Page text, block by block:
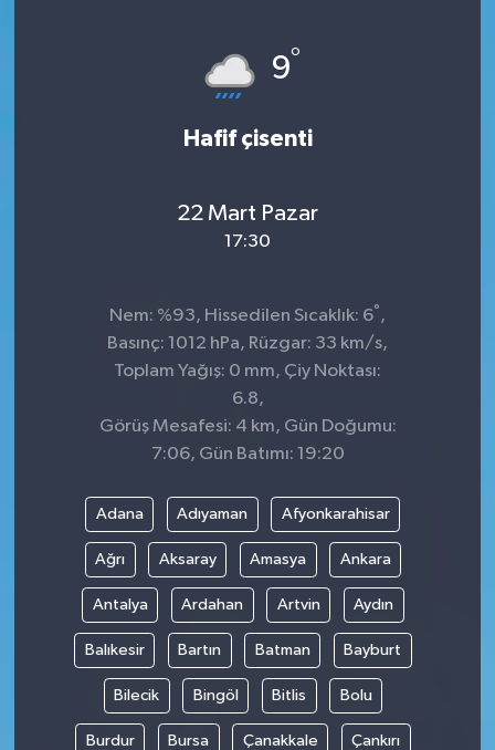
9°
Hafif çisenti
22 Mart Pazar
17:30
Nem: %93, Hissedilen Sıcaklık: 6° ,
Basınç: 1012 hPa, Rüzgar: 33 km/s,
Toplam Yağış: 0 mm, Çiy Noktası:
6.8,
Görüş Mesafesi: 4 km, Gün Doğumu:
7:06, Gün Batımı: 19:20
Adana Adıyaman Afyonkarahisar
Ağrı Aksaray Amasya Ankara
Antalya Ardahan Artvin Aydın
Balıkesir Bartın Batman Bayburt
Bilecik Bingöl Bitlis Bolu
Burdur Bursa Çanakkale Çankırı